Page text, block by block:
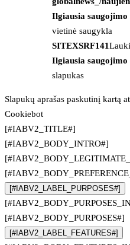
Ilgiausia
vietinė saugykla
SITEXSRF141
Ilgiausia
slapukas
Slapukų aprašas paskutinį kartą
Cookiebot
[#IABV2_TITLE#]
[#IABV2_BODY_INTRO#]
[#IABV2_LABEL_PURPOSES#]
[#IABV2_BODY_PURPOSES#]
[#IABV2_LABEL_FEATURES#]